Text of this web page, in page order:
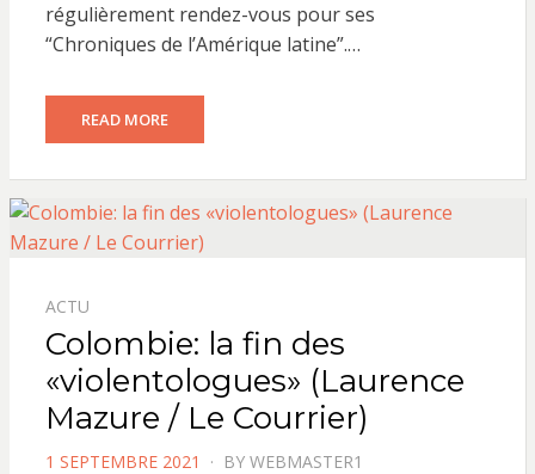
régulièrement rendez-vous pour ses
“Chroniques de l’Amérique latine”.…
READ MORE
ACTU
Colombie: la fin des
«violentologues» (Laurence
Mazure / Le Courrier)
POSTED
1 SEPTEMBRE 2021 BY WEBMASTER1